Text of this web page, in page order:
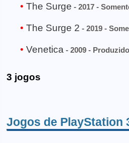
The Surge - 2017 -
The Surge 2 - 2019 -
Venetica - 2009 -
3 jogos
Jogos de PlayStation